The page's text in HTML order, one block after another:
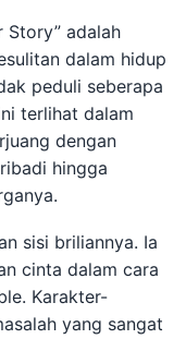
Story” adalah
dalam hidup
peduli seberapa
terlihat dalam
dengan
hingga
sisi briliannya. Ia
cinta dalam cara
Karakter-
yang sangat